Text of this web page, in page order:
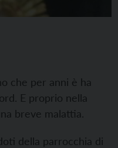
che per anni è ha
E proprio nella
breve malattia.
della parrocchia di